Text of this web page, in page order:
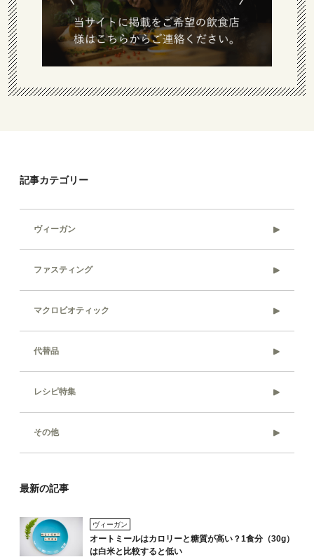
記事カテゴリー
ヴィーガン
ファスティング
マクロビオティック
代替品
レシピ特集
その他
最新の記事
ヴィーガン
オートミールはカロリーと糖質が高い？1食分（30g）
は白米と比較すると低い